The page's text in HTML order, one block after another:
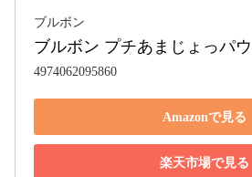
ブルボン
ブルボン プチあまじょっパ
4974062095860
Amazonで見る
楽天市場で見る